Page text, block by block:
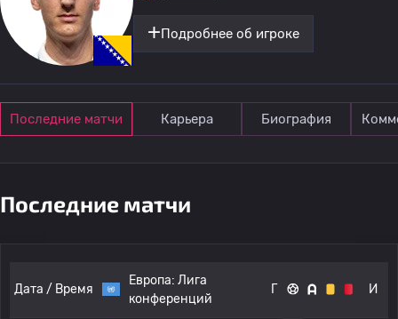
Подробнее об игроке
Последние матчи Карьера Биография
Последние матчи
Дата / Время
Европа: Лига
конференций
Г И